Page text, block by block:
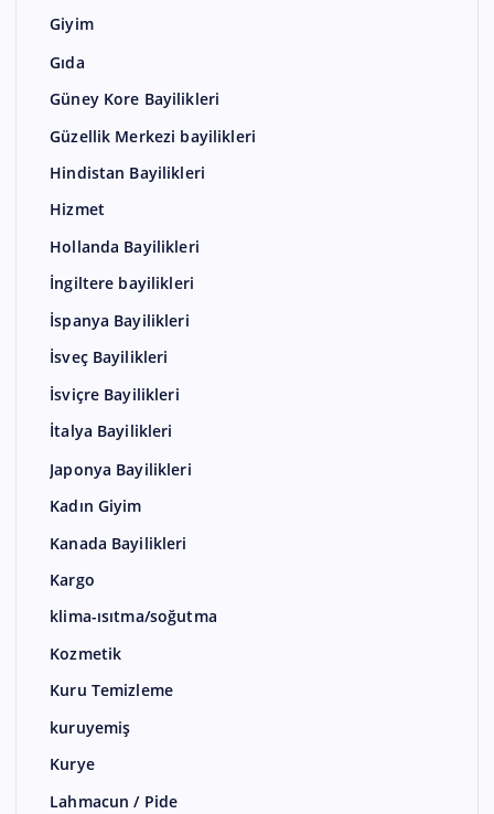
Giyim
Gıda
Güney Kore Bayilikleri
Güzellik Merkezi bayilikleri
Hindistan Bayilikleri
Hizmet
Hollanda Bayilikleri
İngiltere bayilikleri
İspanya Bayilikleri
İsveç Bayilikleri
İsviçre Bayilikleri
İtalya Bayilikleri
Japonya Bayilikleri
Kadın Giyim
Kanada Bayilikleri
Kargo
klima-ısıtma/soğutma
Kozmetik
Kuru Temizleme
kuruyemiş
Kurye
Lahmacun / Pide